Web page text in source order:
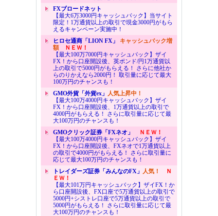
FXブロードネット
【最大6万3000円キャッシュバック】当サイト
限定！1万通貨以上の取引で現金3000円がもら
えるキャンペーン実施中！
ヒロセ通商「LION FX」 キャッシュバック増
額ＮＥＷ！
【最大100万7000円キャッシュバック】ザイ
FX！から口座開設後、英ポンド/円1万通貨以
上の取引で5000円がもらえる！ さらに他社か
らのりかえなら2000円！ 取引量に応じて最大
100万円のチャンスも！
GMO外貨「外貨ex」 人気上昇中！
【最大100万4000円キャッシュバック】ザイ
FX！から口座開設後、1万通貨以上の取引で
4000円がもらえる！ さらに取引量に応じて最
大100万円のチャンスも！
GMOクリック証券「FXネオ」
ＮＥＷ！
【最大100万4000円キャッシュバック】ザイ
FX！から口座開設後、FXネオで1万通貨以上
の取引で4000円がもらえる！ さらに取引量に
応じて最大100万円のチャンスも！
トレイダーズ証券「みんなのFX」 人気！
Ｎ
ＥＷ！
【最大101万円キャッシュバック】ザイFX！か
ら口座開設後、FX口座で5万通貨以上の取引で
5000円+シストレ口座で5万通貨以上の取引で
5000円がもらえる！ さらに取引量に応じて最
大100万円のチャンスも！